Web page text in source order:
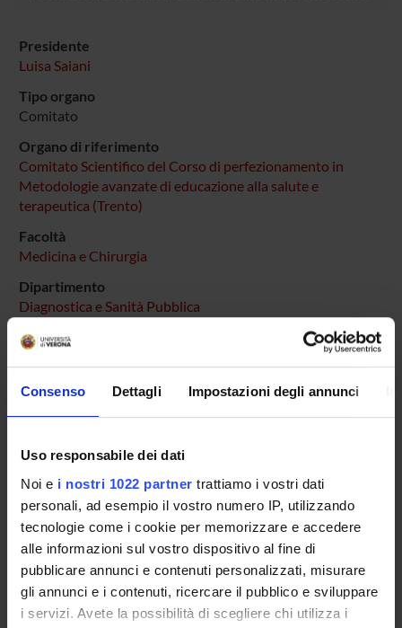
Consenso Dettagli Impostazioni degli annunci
Uso responsabile dei dati
Noi e i nostri 1022 partner trattiamo i vostri dati
personali, ad esempio il vostro numero IP, utilizzando
tecnologie come i cookie per memorizzare e accedere
alle informazioni sul vostro dispositivo al fine di
pubblicare annunci e contenuti personalizzati, misurare
gli annunci e i contenuti, ricercare il pubblico e sviluppare
i servizi. Avete la possibilità di scegliere chi utilizza i
Presidente
Luisa Saiani
Tipo organo
Comitato
Organo di riferimento
Comitato Scientifico del Corso di perfezionamento in
Metodologie avanzate di educazione alla salute e
terapeutica (Trento)
Facoltà
Medicina e Chirurgia
Dipartimento
Diagnostica e Sanità Pubblica
Daniel Pedrotti
SEDUTE E VERBALI